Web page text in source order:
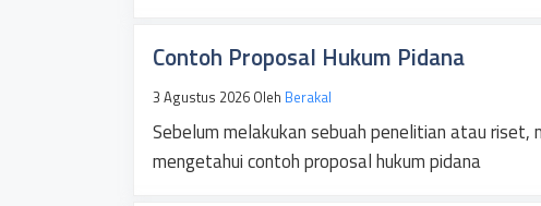
Contoh Proposal Hukum Pidana
3 Agustus 2026 Oleh Berakal
Sebelum melakukan sebuah penelitian atau riset,
mengetahui contoh proposal hukum pidana